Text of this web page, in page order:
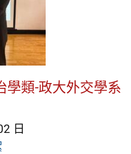
學類-政大外交學系
日